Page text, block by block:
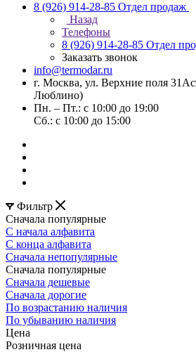
8 (926) 914-28-85 Отдел продаж
Назад
Телефоны
8 (926) 914-28-85 Отдел
Заказать звонок
info@termodar.ru
г. Москва, ул. Верхние поля
Люблино)
Пн. – Пт.: с 10:00 до 19:00
Сб.: с 10:00 до 15:00
Фильтр
Сначала популярные
С начала алфавита
С конца алфавита
Сначала непопулярные
Сначала популярные
Сначала дешевые
Сначала дорогие
По возрастанию наличия
По убыванию наличия
Цена
Розничная цена